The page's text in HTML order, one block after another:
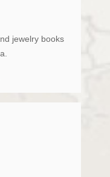
jewelry books